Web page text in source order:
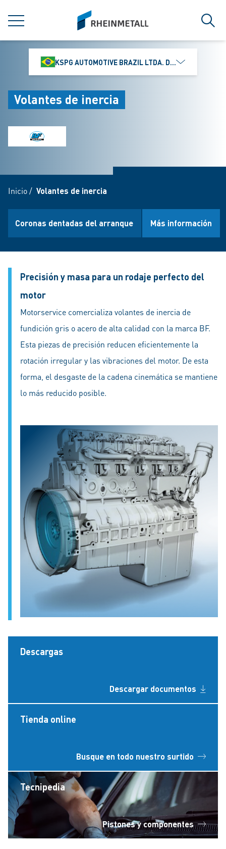
MENÚ
siteLogo
KSPG AUTOMOTIVE BRAZIL LTDA. DIVISÃO MS
Volantes de inercia
Inicio/ Volantes de inercia
Coronas dentadas del arranque Más información
Precisión y masa para un rodaje perfecto del
motor
Motorservice comercializa volantes de inercia de
fundición gris o acero de alta calidad con la marca BF.
Esta piezas de precisión reducen eficientemente la
rotación irregular y las vibraciones del motor. De esta
forma, el desgaste de la cadena cinemática se mantiene
lo más reducido posible.
Descargas
Descargar documentos
Tienda online
Busque en todo nuestro surtido
Tecnipedia
Pistones y componentes